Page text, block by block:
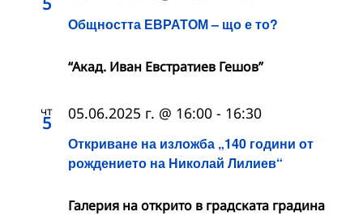
Общността ЕВРАТОМ – що е то?
“Акад. Иван Евстратиев Гешов”
чт
5
Откриване на изложба „140 години от
рождението на Николай Лилиев“
05.06.2025 г. @ 16:00 - 16:30
Галерия на открито в градската градина